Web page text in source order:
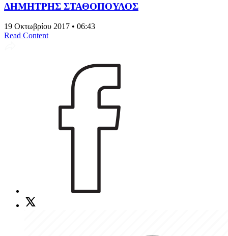
ΔΗΜΗΤΡΗΣ ΣΤΑΘΟΠΟΥΛΟΣ
19 Οκτωβρίου 2017 • 06:43
Read Content